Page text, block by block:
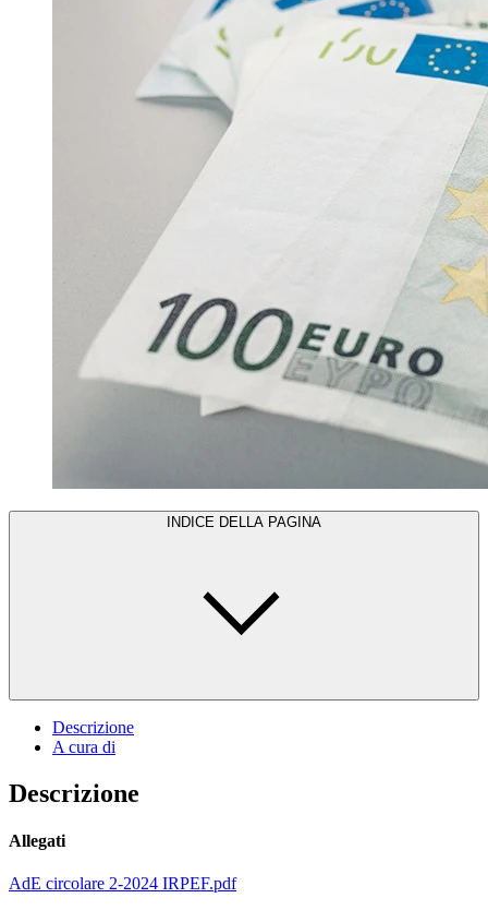
INDICE DELLA PAGINA
Descrizione
A cura di
Descrizione
Allegati
AdE circolare 2-2024 IRPEF.pdf